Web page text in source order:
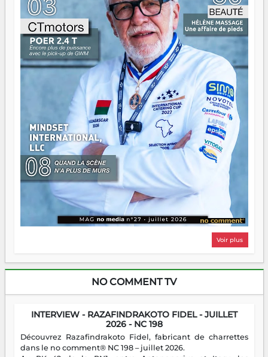
Surtout vos échecs, d'ailleurs — ils enseignent mieux que
n'importe quel manuel. À Madagascar, la barque avance.
Il faut juste s'assurer que tout le monde rame dans le
même sens.
Voir plus
NO COMMENT TV
INTERVIEW - RAZAFINDRAKOTO FIDEL - JUILLET
2026 - NC 198
Découvrez Razafindrakoto Fidel, fabricant de charrettes
dans le no comment® NC 198 – juillet 2026.